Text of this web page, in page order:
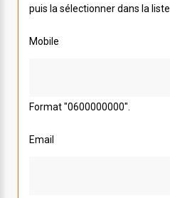
puis la sélectionner dans la liste
Mobile
Format "0600000000".
Email